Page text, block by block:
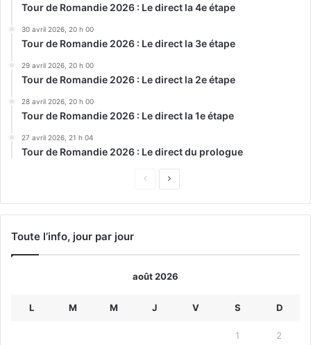
Tour de Romandie 2026 : Le direct la 4e étape
30 avril 2026, 20 h 00
Tour de Romandie 2026 : Le direct la 3e étape
29 avril 2026, 20 h 00
Tour de Romandie 2026 : Le direct la 2e étape
28 avril 2026, 20 h 00
Tour de Romandie 2026 : Le direct la 1e étape
27 avril 2026, 21 h 04
Tour de Romandie 2026 : Le direct du prologue
Page
Page
Toute l’info, jour par jour
août 2026
L M M J V S D
1 2